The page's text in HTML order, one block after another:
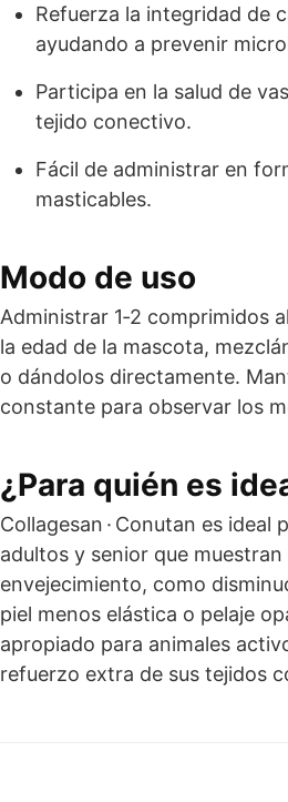
Refuerza la integridad de
ayudando a prevenir
Participa en la salud de
tejido conectivo.
Fácil de administrar en
masticables.
Modo de uso
Administrar 1‑2 comprimidos
la edad de la mascota,
o dándolos directamente.
constante para observar los
¿Para quién es
Collagesan · Conutan es ideal
adultos y senior que
envejecimiento, como
piel menos elástica o pelaje
apropiado para animales
refuerzo extra de sus tejidos